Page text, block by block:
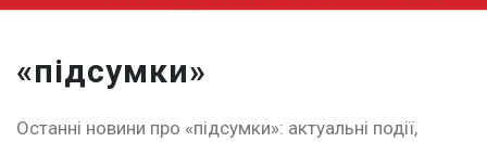
«підсумки»
Останні новини про «підсумки»: актуальні події,